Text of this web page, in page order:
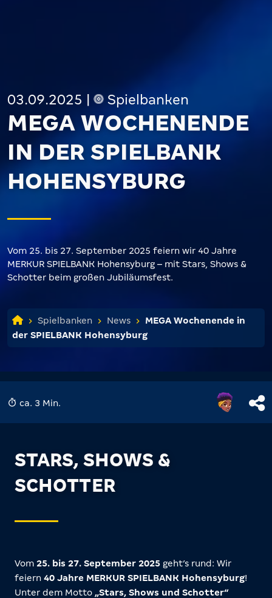
03.09.2025 Spielbanken
MEGA WOCHENENDE
IN DER SPIELBANK
HOHENSYBURG
Vom 25. bis 27. September 2025 feiern wir 40 Jahre
MERKUR SPIELBANK Hohensyburg – mit Stars, Shows &
Schotter beim großen Jubiläumsfest.
Spielbanken News
MEGA Wochenende in
der SPIELBANK Hohensyburg
ca. 3 Min.
STARS, SHOWS &
SCHOTTER
Vom 25. bis 27. September 2025 geht’s rund: Wir
feiern 40 Jahre MERKUR SPIELBANK Hohensyburg!
Unter dem Motto „Stars, Shows und Schotter“